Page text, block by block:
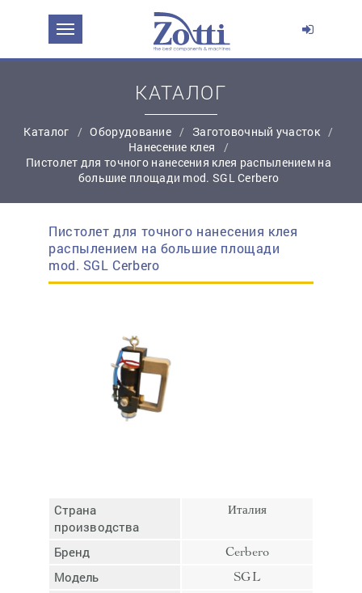
простую регистрацию
КАТАЛОГ
Каталог Оборудование
Заготовочный участок
Нанесение клея
Пистолет для точного нанесения клея распылением на
большие площади mod. SGL Cerbero
Пистолет для точного нанесения клея
распылением на большие площади
mod. SGL Cerbero
Страна
производства
Италия
Бренд Cerbero
Модель SGL
ЗАДАТЬ ВОПРОС О ПРОДУКТЕ
Контактный телефон:*
Ваш вопрос: